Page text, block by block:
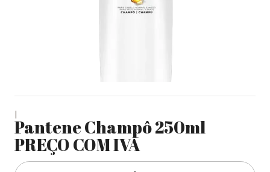
|
Pantene Champô 250ml
PREÇO COM IVA